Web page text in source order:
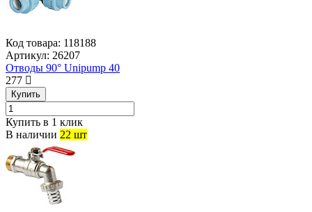
Код товара: 118188
Артикул: 26207
Отводы 90° Unipump 40
277
Купить
Купить в 1 клик
В наличии 22 шт